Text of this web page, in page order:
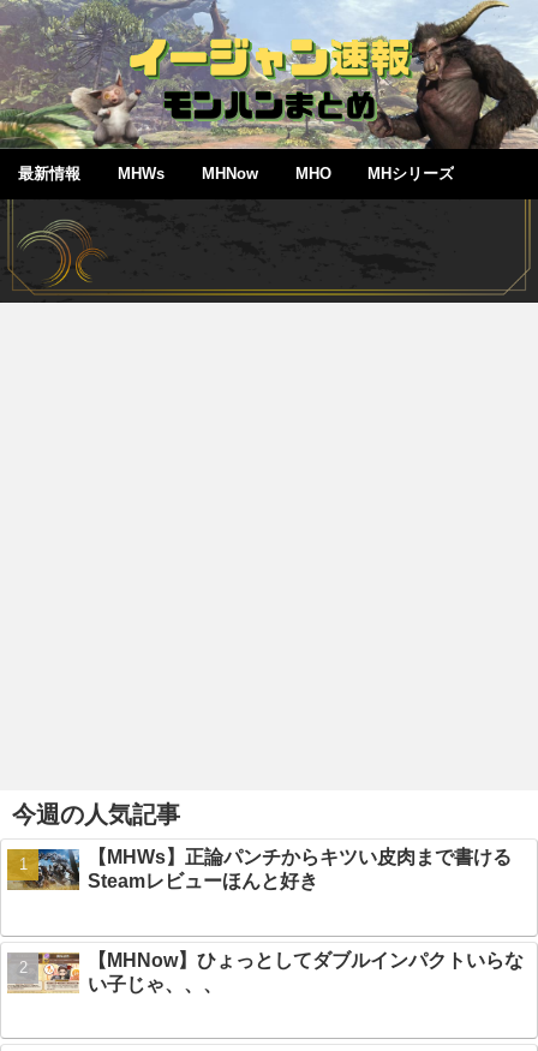
最新情報 MHWs MHNow MHO MHシリーズ
今週の人気記事
【MHWs】正論パンチからキツい皮肉まで書ける
Steamレビューほんと好き
【MHNow】ひょっとしてダブルインパクトいらな
い子じゃ、、、